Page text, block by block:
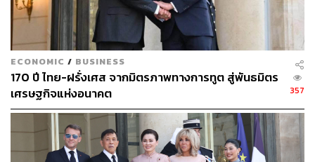
“คนโทน้ำทำด้วยทองคำขวดทองคำถ้วยทองคำหีบทองคำ
ตู้เล็กๆทำด้วยกระหีบและโต๊ะญี่ปุ่น
พรมมาจากเมืองฮินดูซ
ตัน และพรมเมืองจีน กับเรือทำด้วยทองคำ 1 ลำ และปืนใหญ่
ปลอกเงิน 2 กระบอก และเครื่องลายครามอย่างงามที่สุด
1,500 ชิ้น เครื่องราชบรรณาการได้นำมาเรียงไว้ในท้องพระ
โรง”
ECONOMIC / BUSINESS
170 ปี ไทย-ฝรั่งเศส จากมิตรภาพทางการทูต สู่พันธมิตร
เศรษฐกิจแห่งอนาคต
357